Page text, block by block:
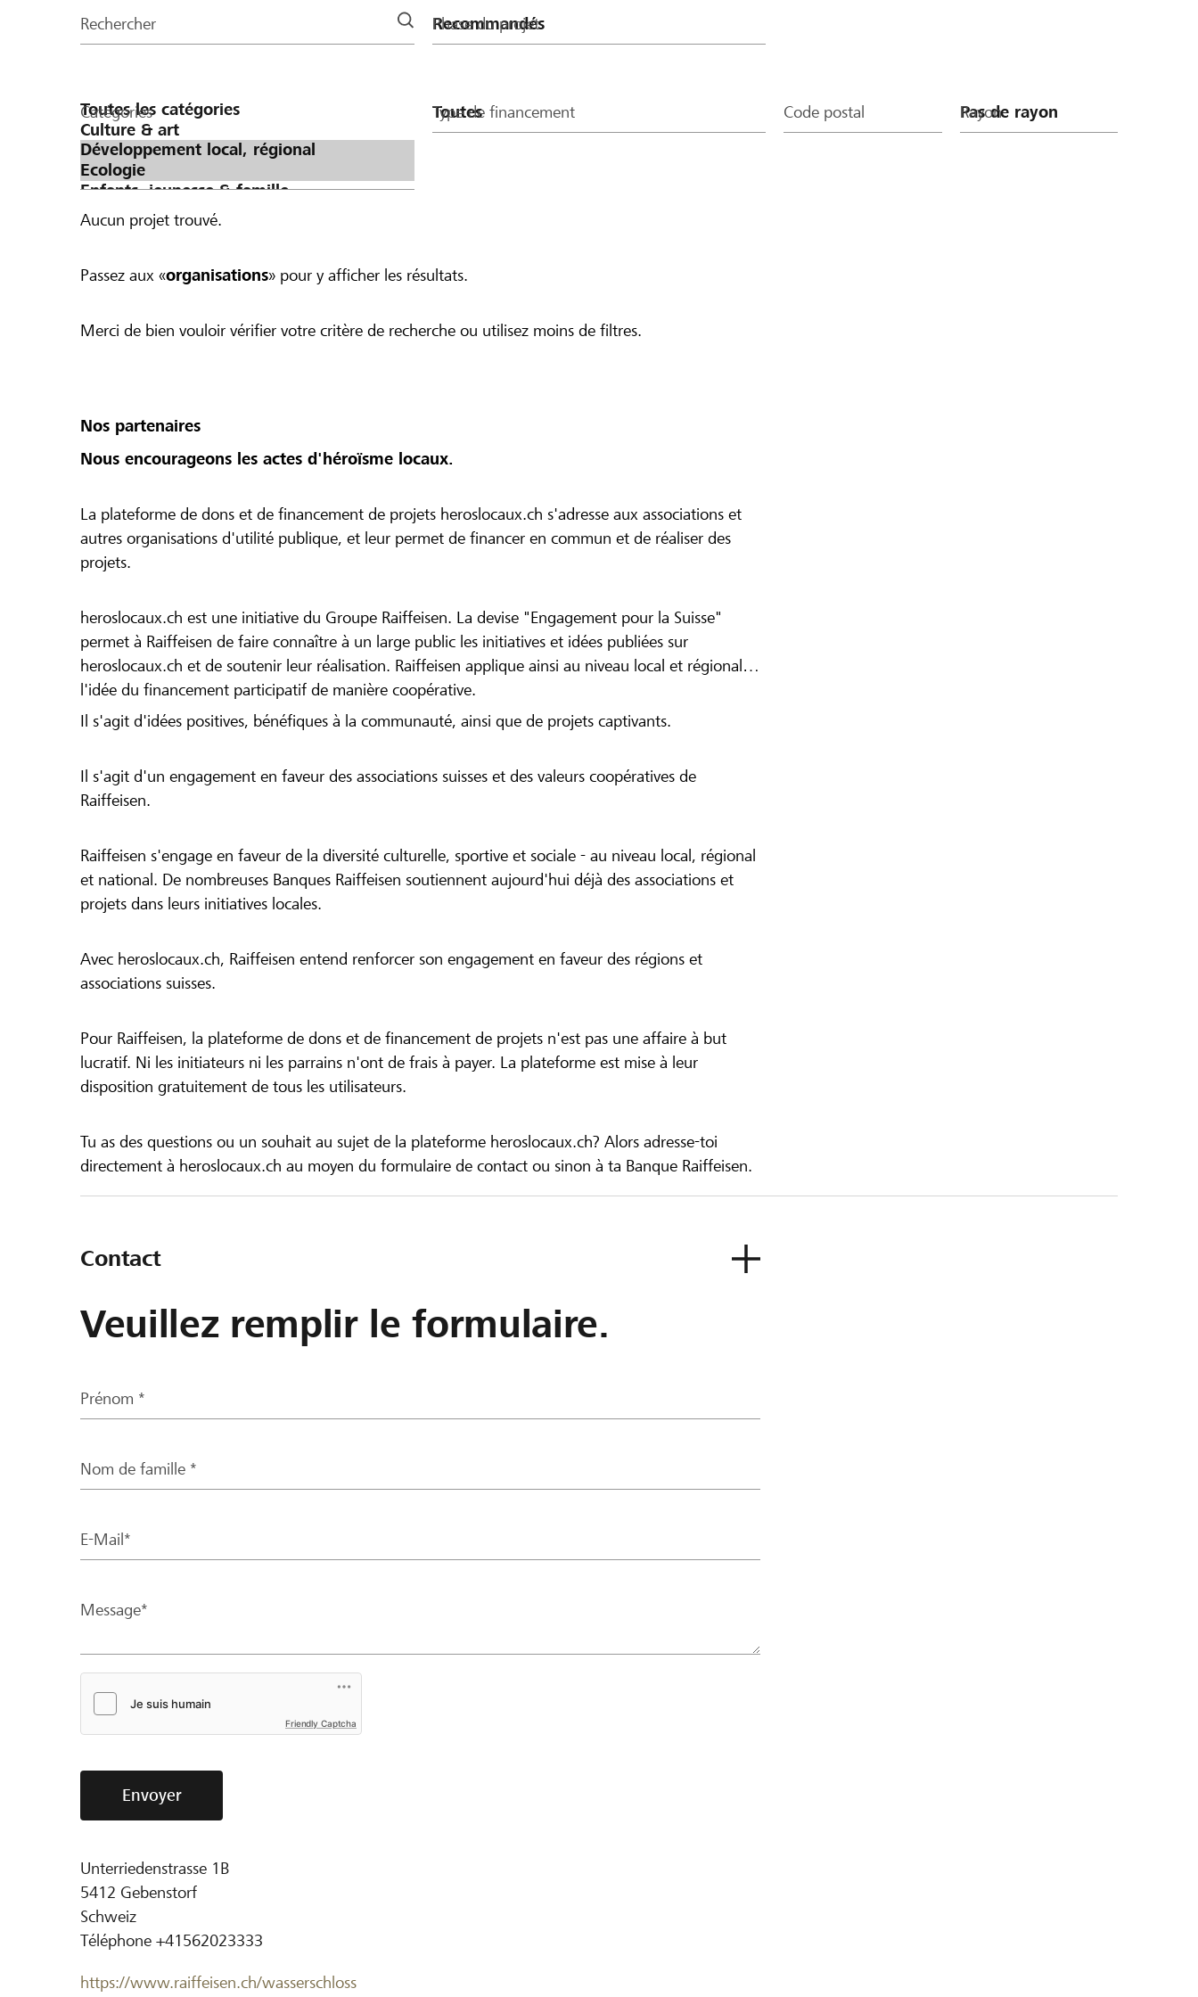
la
Rechercher Phase du projet
Catégories Type de financement Code postal Rayon
Aucun projet trouvé.
Passez aux «organisations» pour y afficher les résultats.
Merci de bien vouloir vérifier votre critère de recherche ou utilisez moins de filtres.
Nos partenaires
Nous encourageons les actes d'héroïsme locaux.
La plateforme de dons et de financement de projets heroslocaux.ch s'adresse aux associations et
autres organisations d'utilité publique, et leur permet de financer en commun et de réaliser des
projets.
heroslocaux.ch est une initiative du Groupe Raiffeisen. La devise "Engagement pour la Suisse"
permet à Raiffeisen de faire connaître à un large public les initiatives et idées publiées sur
heroslocaux.ch et de soutenir leur réalisation. Raiffeisen applique ainsi au niveau local et régional
l'idée du financement participatif de manière coopérative.
Il s'agit d'idées positives, bénéfiques à la communauté, ainsi que de projets captivants.
Il s'agit d'un engagement en faveur des associations suisses et des valeurs coopératives de
Raiffeisen.
Raiffeisen s'engage en faveur de la diversité culturelle, sportive et sociale - au niveau local, régional
et national. De nombreuses Banques Raiffeisen soutiennent aujourd'hui déjà des associations et
projets dans leurs initiatives locales.
Avec heroslocaux.ch, Raiffeisen entend renforcer son engagement en faveur des régions et
associations suisses.
Pour Raiffeisen, la plateforme de dons et de financement de projets n'est pas une affaire à but
lucratif. Ni les initiateurs ni les parrains n'ont de frais à payer. La plateforme est mise à leur
disposition gratuitement de tous les utilisateurs.
Tu as des questions ou un souhait au sujet de la plateforme heroslocaux.ch? Alors adresse-toi
directement à heroslocaux.ch au moyen du formulaire de contact ou sinon à ta Banque Raiffeisen.
Contact
Veuillez remplir le formulaire.
Prénom *
Nom de famille *
E-Mail*
Message*
Friendly Captcha
Envoyer
Unterriedenstrasse 1B
5412 Gebenstorf
Schweiz
Téléphone +41562023333
https://www.raiffeisen.ch/wasserschloss